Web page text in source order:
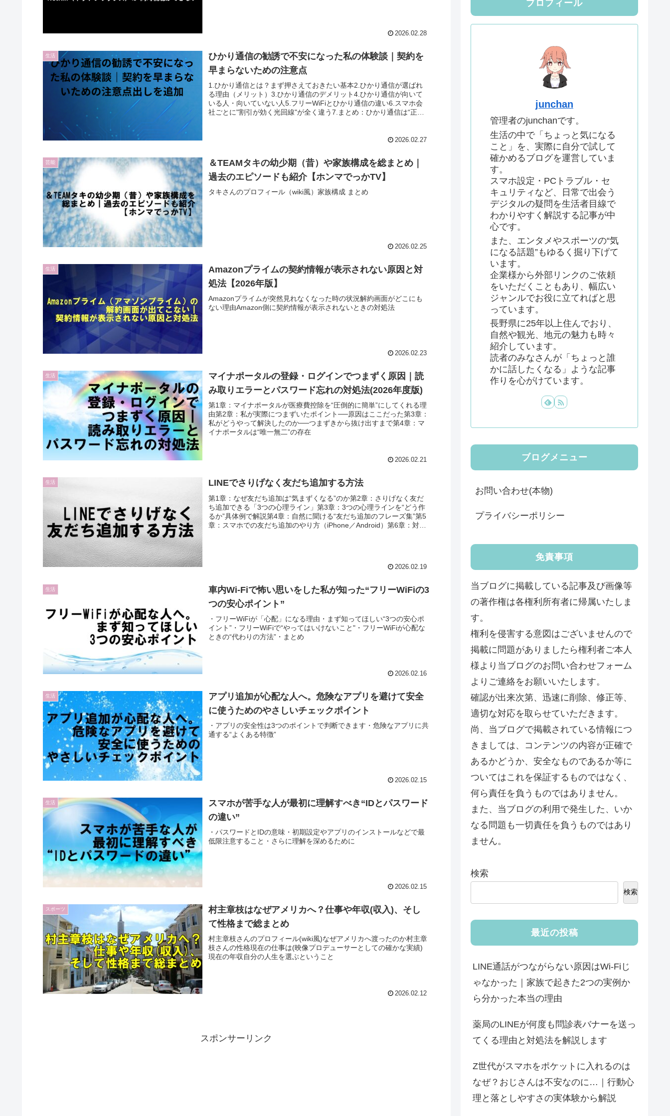
2026.02.28
生活
ひかり通信の勧誘で不安になった私の体験談｜契約を
早まらないための注意点
1.ひかり通信とは？まず押さえておきたい基本2.ひかり通信が選ばれ
る理由（メリット）3.ひかり通信のデメリット4.ひかり通信が向いて
いる人・向いていない人5.フリーWiFiとひかり通信の違い6.スマホ会
社ごとに"割引が効く光回線"が全く違う7.まとめ：ひかり通信は“正し
2026.02.27
芸能
＆TEAMタキの幼少期（昔）や家族構成を総まとめ｜
過去のエピソードも紹介【ホンマでっかTV】
タキさんのプロフィール（wiki風）家族構成 まとめ
2026.02.25
生活
Amazonプライムの契約情報が表示されない原因と対
処法【2026年版】
Amazonプライムが突然見れなくなった時の状況解約画面がどこにも
ない理由Amazon側に契約情報が表示されないときの対処法
2026.02.23
生活
マイナポータルの登録・ログインでつまずく原因｜読
み取りエラーとパスワード忘れの対処法(2026年度版)
第1章：マイナポータルが医療費控除を“圧倒的に簡単”にしてくれる理
由第2章：私が実際につまずいたポイント──原因はここだった第3章：
私がどうやって解決したのか──つまずきから抜け出すまで第4章：マ
イナポータルは“唯一無二”の存在
2026.02.21
生活 LINEでさりげなく友だち追加する方法
第1章：なぜ友だち追加は“気まずくなる”のか第2章：さりげなく友だ
ち追加できる「3つの心理ライン」第3章：3つの心理ラインを“どう作
るか”具体例で解説第4章：自然に聞ける“友だち追加のフレーズ集”第5
章：スマホでの友だち追加のやり方（iPhone／Android）第6章：対面
2026.02.19
生活
車内Wi‑Fiで怖い思いをした私が知った“フリーWiFiの3
つの安心ポイント”
・フリーWiFiが「心配」になる理由・まず知ってほしい“3つの安心ポ
イント”・フリーWiFiで“やってはいけないこと"・フリーWiFiが心配な
ときの“代わりの方法”・まとめ
2026.02.16
生活
アプリ追加が心配な人へ。危険なアプリを避けて安全
に使うためのやさしいチェックポイント
・アプリの安全性は3つのポイントで判断できます・危険なアプリに共
通する“よくある特徴”
2026.02.15
生活
スマホが苦手な人が最初に理解すべき“IDとパスワード
の違い”
・パスワードとIDの意味・初期設定やアプリのインストールなどで最
低限注意すること・さらに理解を深めるために
2026.02.15
スポーツ
村主章枝はなぜアメリカへ？仕事や年収(収入)、そし
て性格まで総まとめ
村主章枝さんのプロフィール(wiki風)なぜアメリカへ渡ったのか村主章
枝さんの性格現在の仕事は(映像プロデューサーとしての確かな実績)
現在の年収自分の人生を選ぶということ
2026.02.12
スポンサーリンク
プロフィール
junchan
管理者のjunchanです。
生活の中で「ちょっと気になる
こと」を、実際に自分で試して
確かめるブログを運営していま
す。
スマホ設定・PCトラブル・セ
キュリティなど、日常で出会う
デジタルの疑問を生活者目線で
わかりやすく解説する記事が中
心です。
また、エンタメやスポーツの“気
になる話題”もゆるく掘り下げて
います。
企業様から外部リンクのご依頼
をいただくこともあり、幅広い
ジャンルでお役に立てればと思
っています。
長野県に25年以上住んでおり、
自然や観光、地元の魅力も時々
紹介しています。
読者のみなさんが「ちょっと誰
かに話したくなる」ような記事
作りを心がけています。
ブログメニュー
お問い合わせ(本物)
プライバシーポリシー
免責事項
当ブログに掲載している記事及び画像等
の著作権は各権利所有者に帰属いたしま
す。
権利を侵害する意図はございませんので
掲載に問題がありましたら権利者ご本人
様より当ブログのお問い合わせフォーム
よりご連絡をお願いいたします。
確認が出来次第、迅速に削除、修正等、
適切な対応を取らせていただきます。
尚、当ブログで掲載されている情報につ
きましては、コンテンツの内容が正確で
あるかどうか、安全なものであるか等に
ついてはこれを保証するものではなく、
何ら責任を負うものではありません。
また、当ブログの利用で発生した、いか
なる問題も一切責任を負うものではあり
ません。
検索
検索
最近の投稿
LINE通話がつながらない原因はWi‑Fiじ
ゃなかった｜家族で起きた2つの実例か
ら分かった本当の理由
薬局のLINEが何度も問診表バナーを送っ
てくる理由と対処法を解説します
Z世代がスマホをポケットに入れるのは
なぜ？おじさんは不安なのに…｜行動心
理と落としやすさの実体験から解説